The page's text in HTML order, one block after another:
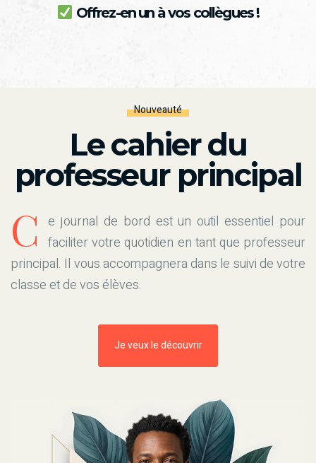
Offrez-en un à vos collègues !
Nouveauté
Le cahier du
professeur principal
C e journal de bord est un outil essentiel pour
faciliter votre quotidien en tant que professeur
principal. Il vous accompagnera dans le suivi de votre
classe et de vos élèves.
Je veux le découvrir